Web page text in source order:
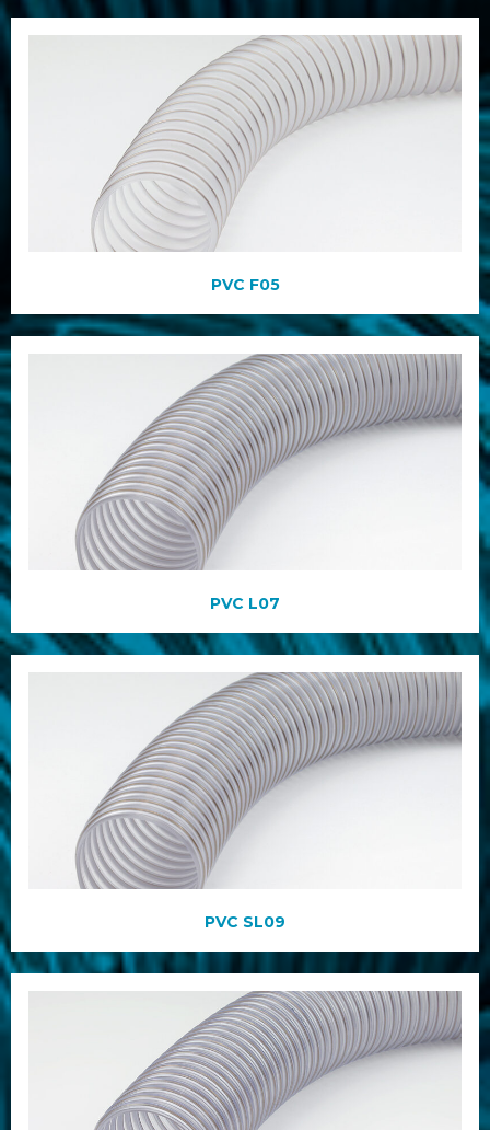
PVC F05
PVC L07
PVC SL09